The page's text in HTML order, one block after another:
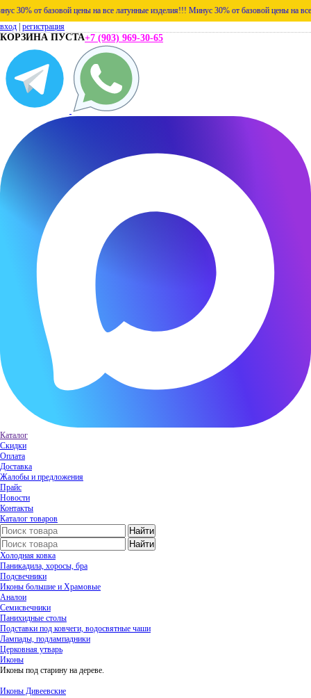
от базовой цены на все латунные изделия!!! Минус 30% от базовой цены на все
вход регистрация
КОРЗИНА ПУСТА+7 (903) 969-30-65
Каталог
Скидки
Оплата
Доставка
Жалобы и предложения
Прайс
Новости
Контакты
Каталог товаров
Холодная ковка
Паникадила, хоросы, бра
Подсвечники
Иконы большие и Храмовые
Аналои
Семисвечники
Панихидные столы
Подставки под ковчеги, водосвятные чаши
Лампады, подлампадники
Церковная утварь
Иконы
Иконы под старину на дереве.
Иконы Дивеевские